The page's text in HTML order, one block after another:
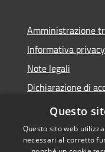
Amministrazione
Informativa privacy
Note legali
Dichiarazione di
Obiettivi di
Questo
Questo sito web
necessari al corretto